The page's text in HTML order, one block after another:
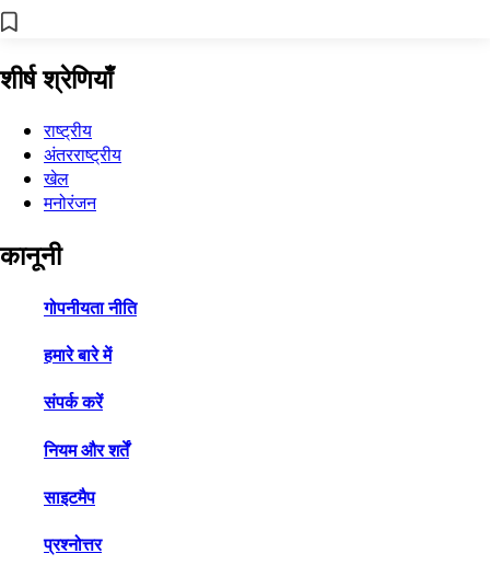
शीर्ष श्रेणियाँ
राष्ट्रीय
अंतरराष्ट्रीय
खेल
मनोरंजन
कानूनी
गोपनीयता नीति
हमारे बारे में
संपर्क करें
नियम और शर्तें
साइटमैप
प्रश्नोत्तर